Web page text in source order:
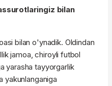
bilan
bilan o'ynadik. Oldindan
jamoa, chiroyli futbol
yarasha tayyorgarlik
yakunlanganiga